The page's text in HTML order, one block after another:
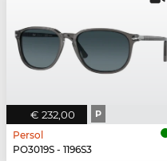
€ 232,00 P
Persol
PO3019S - 1196S3